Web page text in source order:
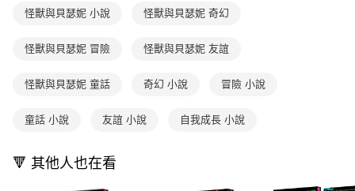
帳／街口支付／iPASS MONEY」等通路繳費。
1.本服務係由「台灣大哥大股份有限公司」（以下簡稱本公司）所提供，讓
買賣價金債權讓與本公司後，依約使用本公司帳單繳交帳款。
由本公司與您本人進行分期帳單所需資料之確認、核對及更正。
２．訂單成立數日內，您將收到繳費通知簡訊。
ATM／網路銀行／等多元方式進行付款，方視為交易完成。
※ 請注意：結帳手續完成當下不需立刻繳費，但若您需要取消訂單，請聯絡
後付繳納相關費用。
是否繳費成功／繳費後需取消欲退款等相關疑問，請聯繫「AFTEE先享後付
客戶支援中心」
https://netprotections.freshdesk.com/support/home
【注意事項】
１．透過由恩沛科技股份有限公司提供之「AFTEE先享後付」服務完成之交
易，需依本服務之必要範圍內提供個人資料，並將交易相關給付款項請求債
每筆NT$70，滿NT$800(含以上)免運費
國內宅配/郵寄 (不適用離島、海外及郵局i郵箱)
每筆NT$200
怪獸與貝瑟妮 小說 怪獸與貝瑟妮 奇幻
怪獸與貝瑟妮 冒險 怪獸與貝瑟妮 友誼
怪獸與貝瑟妮 童話 奇幻 小說 冒險 小說
童話 小說 友誼 小說 自我成長 小說
🔻 其他人也在看